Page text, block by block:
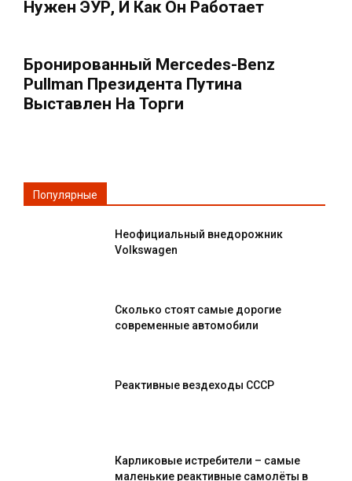
Нужен ЭУР, И Как Он Работает
Бронированный Mercedes-Benz
Pullman Президента Путина
Выставлен На Торги
Популярные
Неофициальный внедорожник
Volkswagen
Сколько стоят самые дорогие
современные автомобили
Реактивные вездеходы СССР
Карликовые истребители – самые
маленькие реактивные самолёты в